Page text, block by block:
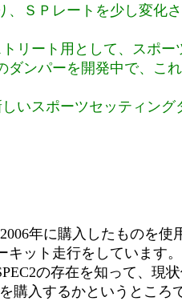
、ＳＰレートを少し変化
リート用として、スポー
ダンパーを開発中で、こ
いスポーツセッティング
年に購入したものを使
ット走行をしています。
の存在を知って、現
購入するかというところ